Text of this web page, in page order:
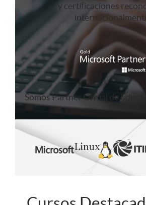
y certificaciones
Somos Partner Oficial de